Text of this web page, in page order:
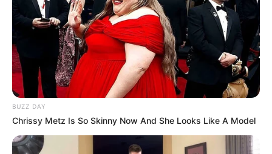
con su puño y letra, en la que hay varios datos de la
mamá del niño asesinado.
COMPARTIR
ALERTA BOGOTÁ EN GOOGLE NEWS
TEMAS RELACIONADOS
BUZZ DAY
Chrissy Metz Is So Skinny Now And She Looks Like A Model